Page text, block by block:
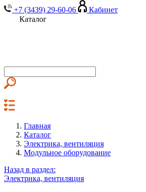
+7 (3439) 29-60-06
Кабинет
Каталог
Главная
Каталог
Электрика, вентиляция
Модульное оборудование
Назад в раздел:
Электрика, вентиляция